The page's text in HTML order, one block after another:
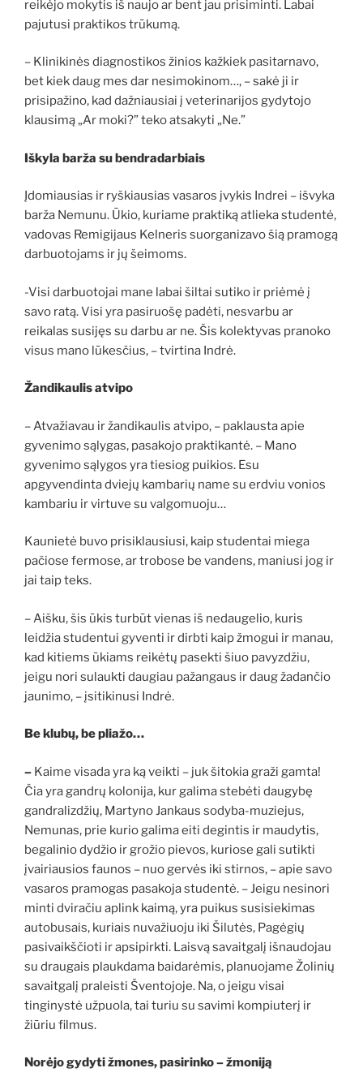
reikėjo mokytis iš naujo ar bent jau prisiminti. Labai
pajutusi praktikos trūkumą.
– Klinikinės diagnostikos žinios kažkiek pasitarnavo,
bet kiek daug mes dar nesimokinom…, – sakė ji ir
prisipažino, kad dažniausiai į veterinarijos gydytojo
klausimą „Ar moki?” teko atsakyti „Ne.”
Iškyla barža su bendradarbiais
Įdomiausias ir ryškiausias vasaros įvykis Indrei – išvyka
barža Nemunu. Ūkio, kuriame praktiką atlieka studentė,
vadovas Remigijaus Kelneris suorganizavo šią pramogą
darbuotojams ir jų šeimoms.
-Visi darbuotojai mane labai šiltai sutiko ir priėmė į
savo ratą. Visi yra pasiruošę padėti, nesvarbu ar
reikalas susijęs su darbu ar ne. Šis kolektyvas pranoko
visus mano lūkesčius, – tvirtina Indrė.
Žandikaulis atvipo
– Atvažiavau ir žandikaulis atvipo, – paklausta apie
gyvenimo sąlygas, pasakojo praktikantė. – Mano
gyvenimo sąlygos yra tiesiog puikios. Esu
apgyvendinta dviejų kambarių name su erdviu vonios
kambariu ir virtuve su valgomuoju…
Kaunietė buvo prisiklausiusi, kaip studentai miega
pačiose fermose, ar trobose be vandens, maniusi jog ir
jai taip teks.
– Aišku, šis ūkis turbūt vienas iš nedaugelio, kuris
leidžia studentui gyventi ir dirbti kaip žmogui ir manau,
kad kitiems ūkiams reikėtų pasekti šiuo pavyzdžiu,
jeigu nori sulaukti daugiau pažangaus ir daug žadančio
jaunimo, – įsitikinusi Indrė.
Be klubų, be pliažo…
– Kaime visada yra ką veikti – juk šitokia graži gamta!
Čia yra gandrų kolonija, kur galima stebėti daugybę
gandralizdžių, Martyno Jankaus sodyba-muziejus,
Nemunas, prie kurio galima eiti degintis ir maudytis,
begalinio dydžio ir grožio pievos, kuriose gali sutikti
įvairiausios faunos – nuo gervės iki stirnos, – apie savo
vasaros pramogas pasakoja studentė. – Jeigu nesinori
minti dviračiu aplink kaimą, yra puikus susisiekimas
autobusais, kuriais nuvažiuoju iki Šilutės, Pagėgių
pasivaikščioti ir apsipirkti. Laisvą savaitgalį išnaudojau
su draugais plaukdama baidarėmis, planuojame Žolinių
savaitgalį praleisti Šventojoje. Na, o jeigu visai
tinginystė užpuola, tai turiu su savimi kompiuterį ir
žiūriu filmus.
Norėjo gydyti žmones, pasirinko – žmoniją